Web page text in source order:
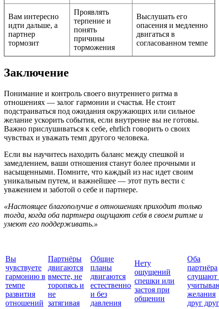
Вам интересно
идти дальше, а
партнер
тормозит
Проявлять
терпение и
понять
причины
торможения
Выслушать его
опасения и медленно
двигаться в
согласованном темпе
Заключение
Понимание и контроль своего внутреннего ритма в
отношениях — залог гармонии и счастья. Не стоит
подстраиваться под ожидания окружающих или сильное
желание ускорить события, если внутренне вы не готовы.
Важно прислушиваться к себе, ehrlich говорить о своих
чувствах и уважать темп другого человека.
Если вы научитесь находить баланс между спешкой и
замедлением, ваши отношения станут более прочными и
насыщенными. Помните, что каждый из нас идет своим
уникальным путем, и важнейшее — этот путь вести с
уважением и заботой о себе и партнере.
«Настоящее благополучие в отношениях приходит только
тогда, когда оба партнера ощущают себя в своем ритме и
умеют его поддерживать.»
Вы
чувствуете
гармонию в
темпе
развития
отношений
Партнёры
двигаются
вместе, не
торопясь и
не
затягивая
Общие
планы
двигаются
естественно
и без
давления
Нету
ощущений
спешки или
застоя при
общении
Оба
партнёра
слушают
желания
друг